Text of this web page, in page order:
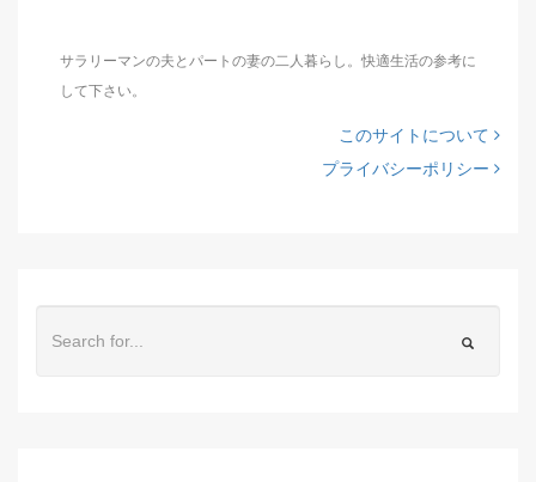
サラリーマンの夫とパートの妻の二人暮らし。快適生活の参考に
して下さい。
このサイトについて
プライバシーポリシー